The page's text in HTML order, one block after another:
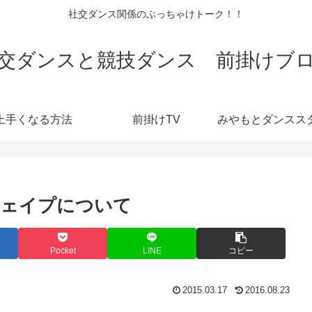
社交ダンス関係のぶっちゃけトーク！！
ダンスと競技ダンス 前掛けブ
上手くなる方法 前掛けTV
イプについて
Pocket LINE コピー
2015.03.17 2016.08.23